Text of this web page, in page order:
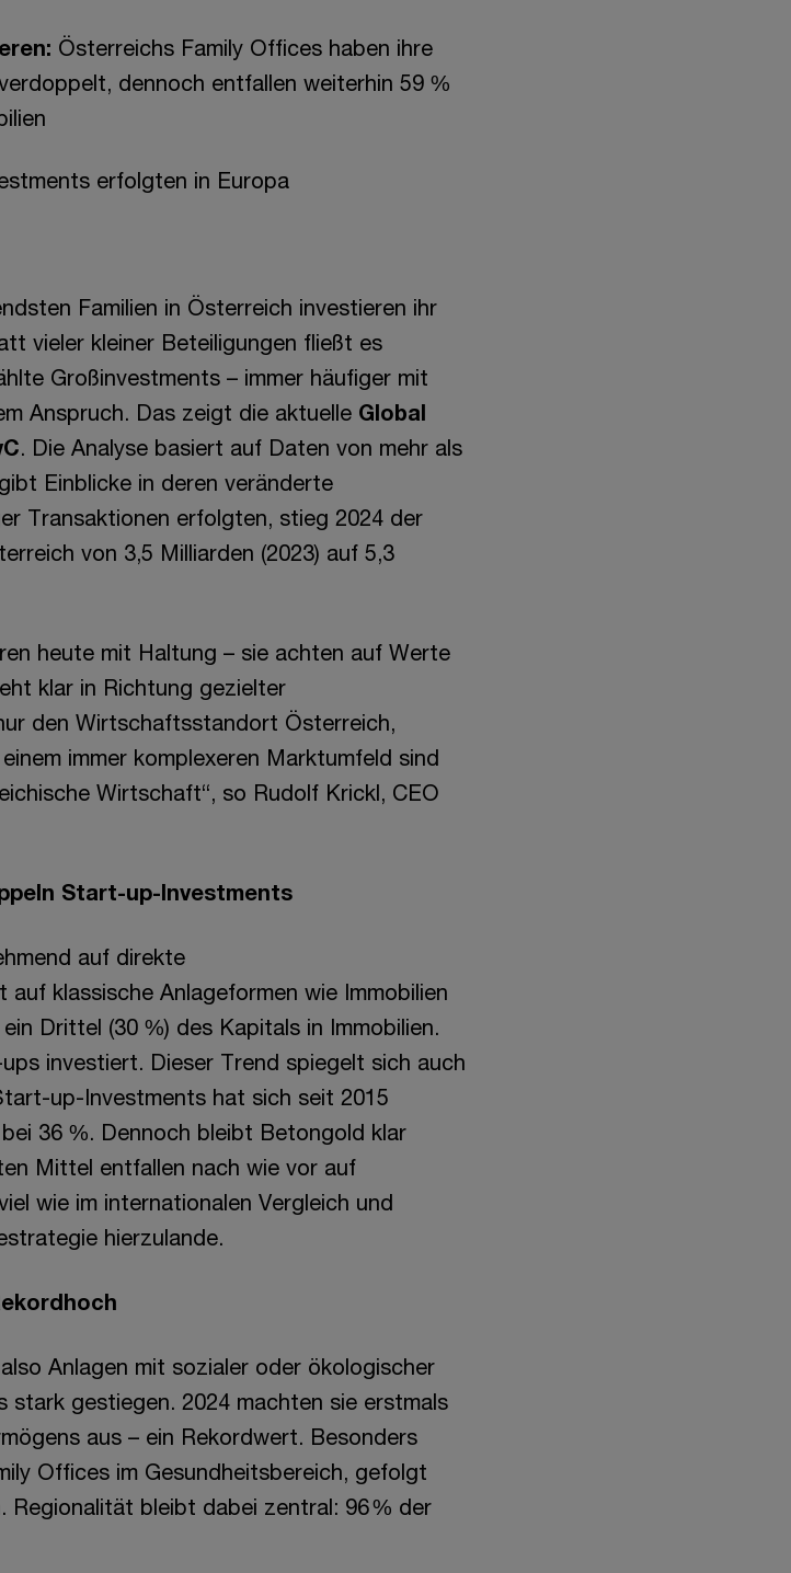
Österreichs Family Offices haben ihre
dennoch entfallen weiterhin 59 %
erfolgten in Europa
Familien in Österreich investieren ihr
vieler kleiner Beteiligungen fließt es
Großinvestments – immer häufiger mit
Anspruch. Das zeigt die aktuelle Global
. Die Analyse basiert auf Daten von mehr als
Einblicke in deren veränderte
Transaktionen erfolgten, stieg 2024 der
von 3,5 Milliarden (2023) auf 5,3
heute mit Haltung – sie achten auf Werte
klar in Richtung gezielter
den Wirtschaftsstandort Österreich,
immer komplexeren Marktumfeld sind
Wirtschaft“, so Rudolf Krickl, CEO
Start-up-Investments
auf direkte
klassische Anlageformen wie Immobilien
Drittel (30 %) des Kapitals in Immobilien.
investiert. Dieser Trend spiegelt sich auch
up-Investments hat sich seit 2015
36 %. Dennoch bleibt Betongold klar
Mittel entfallen nach wie vor auf
wie im internationalen Vergleich und
hierzulande.
Anlagen mit sozialer oder ökologischer
stark gestiegen. 2024 machten sie erstmals
aus – ein Rekordwert. Besonders
Offices im Gesundheitsbereich, gefolgt
Regionalität bleibt dabei zentral: 96 % der